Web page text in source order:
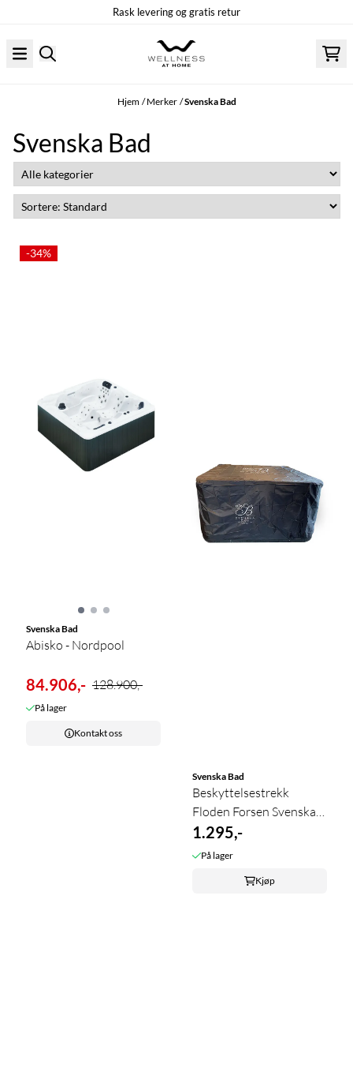
Rask levering og gratis retur
Hjem /Merker /Svenska Bad
Svenska Bad
-34%
Svenska Bad
Abisko - Nordpool
84.906,- 128.900,-
På lager
Kontakt oss
Svenska Bad
Beskyttelsestrekk
Floden Forsen Svenska
Pro
1.295,-
På lager
Kjøp